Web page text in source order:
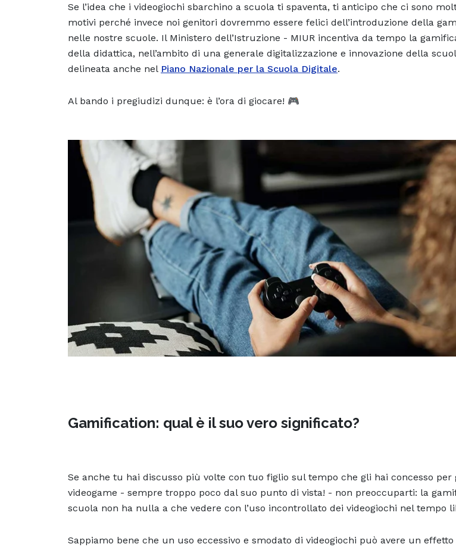
Se l’idea che i videogiochi sbarchino a scuola ti spaventa, ti anticipo che ci sono
motivi perché invece noi genitori dovremmo essere felici dell’introduzione della
nelle nostre scuole. Il Ministero dell’Istruzione - MIUR incentiva da tempo la
della didattica, nell’ambito di una generale digitalizzazione e innovazione della
delineata anche nel Piano Nazionale per la Scuola Digitale.
Al bando i pregiudizi dunque: è l’ora di giocare! 🎮
Gamification: qual è il suo vero significato?
Se anche tu hai discusso più volte con tuo figlio sul tempo che gli hai concesso per
videogame - sempre troppo poco dal suo punto di vista! - non preoccuparti: la
scuola non ha nulla a che vedere con l’uso incontrollato dei videogiochi nel tempo
Sappiamo bene che un uso eccessivo e smodato di videogiochi può avere un